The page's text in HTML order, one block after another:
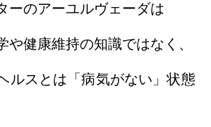
ーのアーユルヴェーダは
や健康維持の知識ではなく、
ルスとは「病気がない」状態